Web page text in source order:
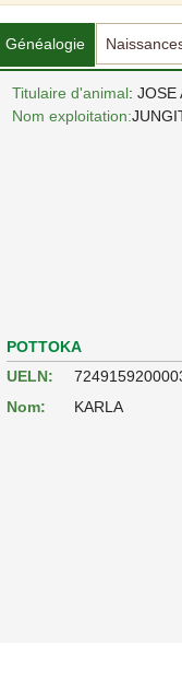
Généalogie
Titulaire d'animal: JOSE
Nom exploitation:
POTTOKA
UELN:
Nom:
KARLA